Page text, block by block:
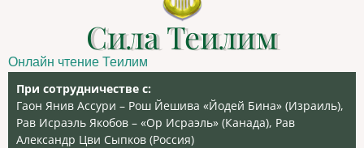
Сила Теилим
Онлайн чтение Теилим
При сотрудничестве с:
Гаон Янив Ассури – Рош Йешива «Йодей Бина» (Израиль),
Рав Исраэль Якобов – «Ор Исраэль» (Канада), Рав
Александр Цви Сыпков (Россия)